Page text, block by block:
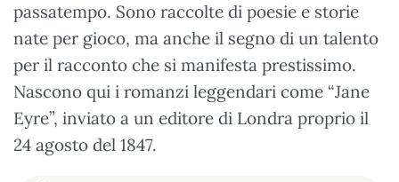
passatempo. Sono raccolte di poesie e storie
nate per gioco, ma anche il segno di un talento
per il racconto che si manifesta prestissimo.
Nascono qui i romanzi leggendari come “Jane
Eyre”, inviato a un editore di Londra proprio il
24 agosto del 1847.